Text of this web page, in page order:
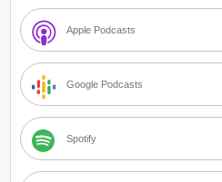
Apple Podcasts
Google Podcasts
Spotify